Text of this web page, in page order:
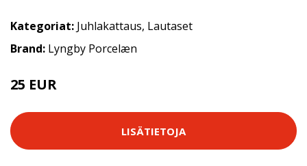
Kategoriat: Juhlakattaus, Lautaset
Brand: Lyngby Porcelæn
25 EUR
LISÄTIETOJA